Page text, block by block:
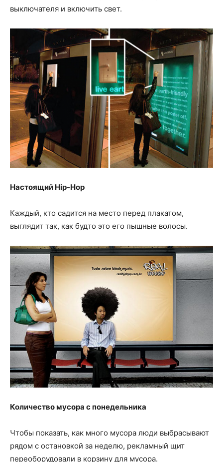
выключателя и включить свет.
Настоящий Hip-Hop
Каждый, кто садится на место перед плакатом,
выглядит так, как будто это его пышные волосы.
Количество мусора с понедельника
Чтобы показать, как много мусора люди выбрасывают
рядом с остановкой за неделю, рекламный щит
переоборудовали в корзину для мусора.